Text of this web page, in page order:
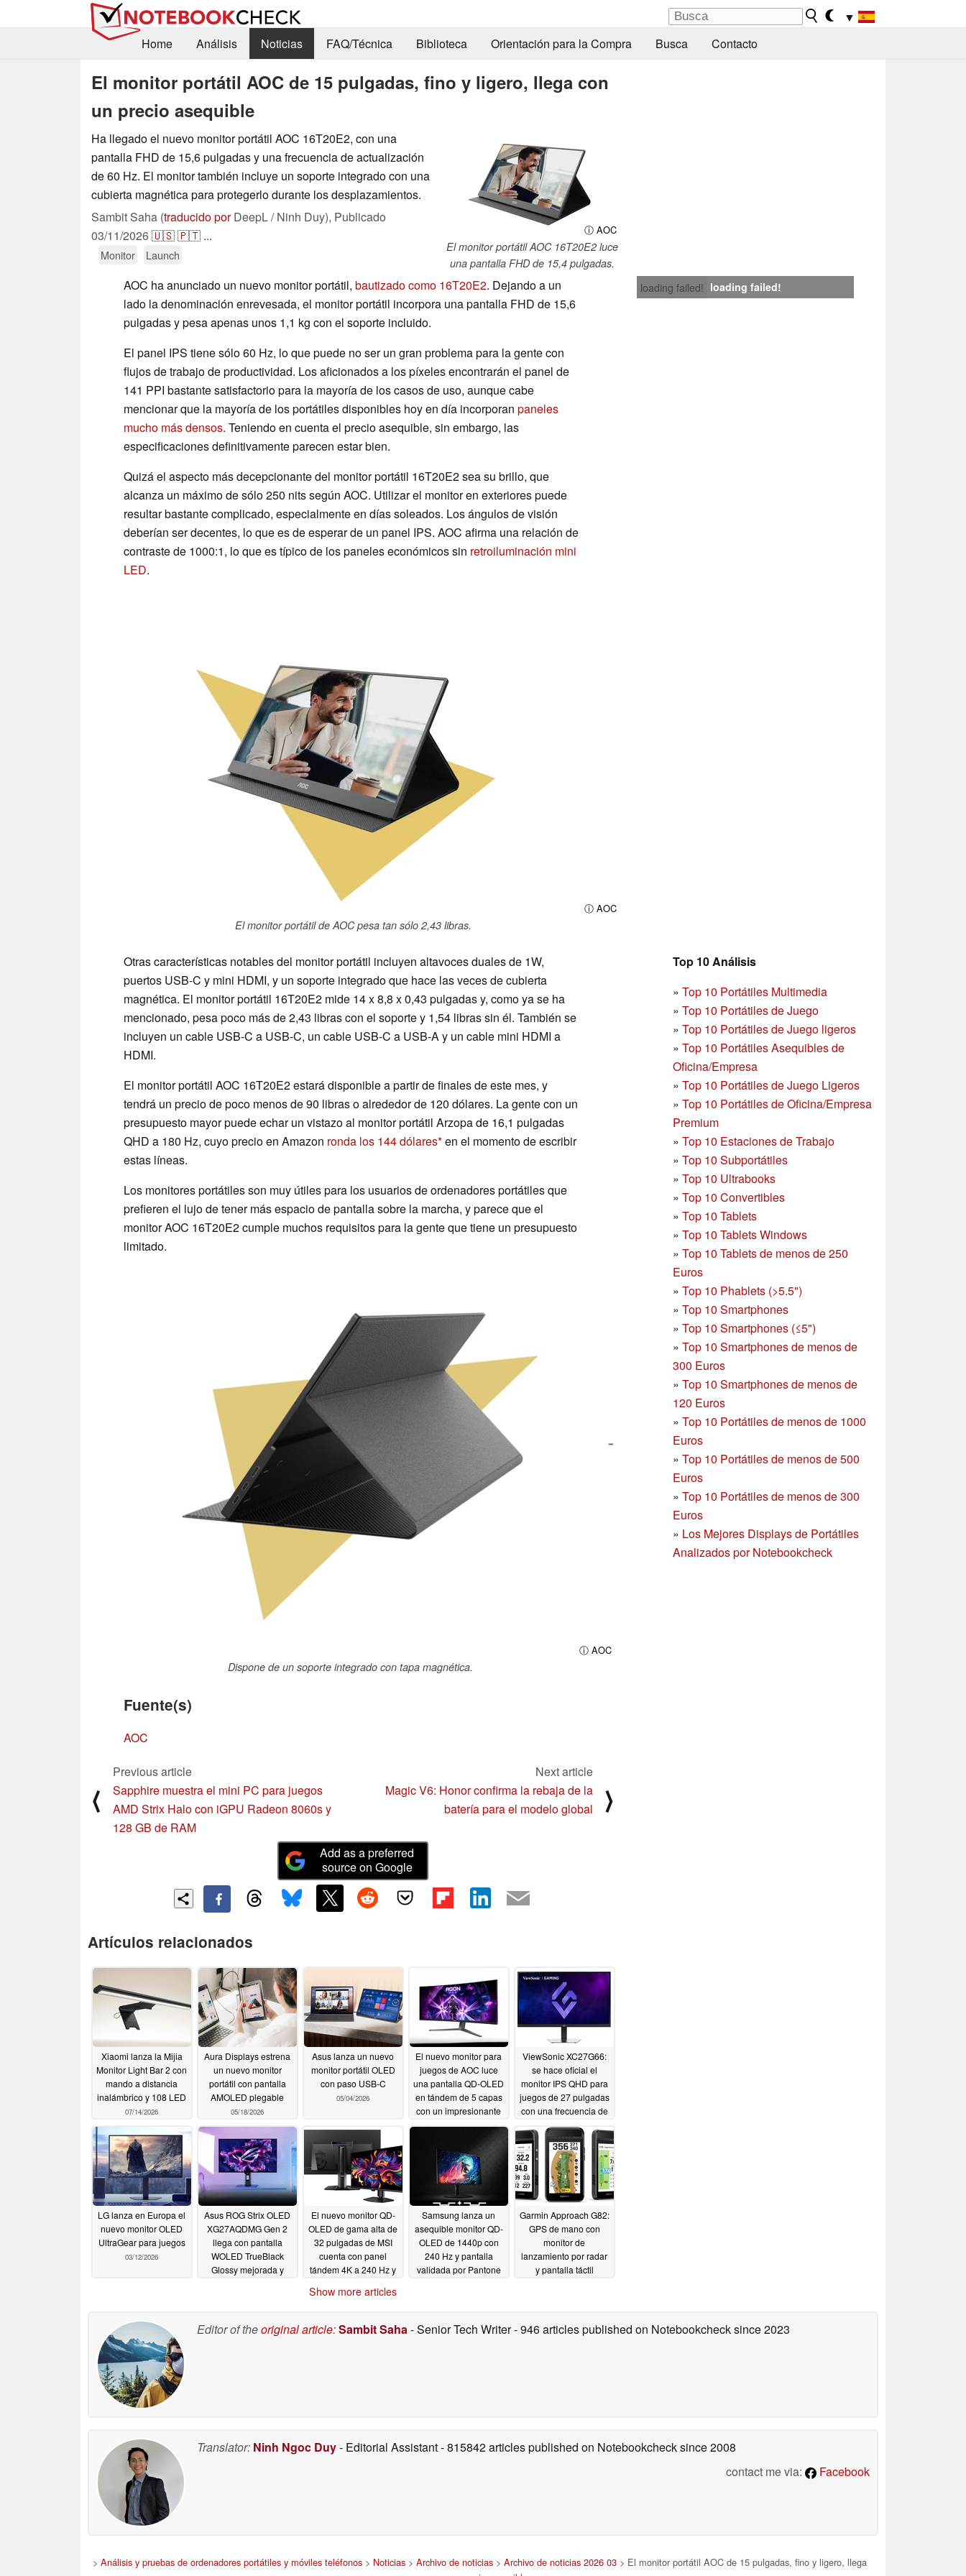
▼
Home
Análisis Noticias FAQ/Técnica Biblioteca Orientación para la Compra Busca Contacto
El monitor portátil AOC de 15 pulgadas, fino y ligero, llega con
un precio asequible
ⓘ AOC
El monitor portátil AOC 16T20E2 luce
una pantalla FHD de 15,4 pulgadas.
Ha llegado el nuevo monitor portátil AOC 16T20E2, con una
pantalla FHD de 15,6 pulgadas y una frecuencia de actualización
de 60 Hz. El monitor también incluye un soporte integrado con una
cubierta magnética para protegerlo durante los desplazamientos.
Sambit Saha (traducido porDeepL / Ninh Duy), Publicado
03/11/2026🇺🇸🇵🇹 ...
Monitor Launch
loading failed! loading failed!
AOC ha anunciado un nuevo monitor portátil, bautizado como 16T20E2. Dejando a un
lado la denominación enrevesada, el monitor portátil incorpora una pantalla FHD de 15,6
pulgadas y pesa apenas unos 1,1 kg con el soporte incluido.
El panel IPS tiene sólo 60 Hz, lo que puede no ser un gran problema para la gente con
flujos de trabajo de productividad. Los aficionados a los píxeles encontrarán el panel de
141 PPI bastante satisfactorio para la mayoría de los casos de uso, aunque cabe
mencionar que la mayoría de los portátiles disponibles hoy en día incorporan paneles
mucho más densos. Teniendo en cuenta el precio asequible, sin embargo, las
especificaciones definitivamente parecen estar bien.
Quizá el aspecto más decepcionante del monitor portátil 16T20E2 sea su brillo, que
alcanza un máximo de sólo 250 nits según AOC. Utilizar el monitor en exteriores puede
resultar bastante complicado, especialmente en días soleados. Los ángulos de visión
deberían ser decentes, lo que es de esperar de un panel IPS. AOC afirma una relación de
contraste de 1000:1, lo que es típico de los paneles económicos sin retroiluminación mini
LED.
ⓘ AOC
El monitor portátil de AOC pesa tan sólo 2,43 libras.
Top 10 Análisis
» Top 10 Portátiles Multimedia
» Top 10 Portátiles de Juego
» Top 10 Portátiles de Juego ligeros
» Top 10 Portátiles Asequibles de
Oficina/Empresa
» Top 10 Portátiles de Juego Ligeros
» Top 10 Portátiles de Oficina/Empresa
Premium
» Top 10 Estaciones de Trabajo
» Top 10 Subportátiles
» Top 10 Ultrabooks
» Top 10 Convertibles
» Top 10 Tablets
» Top 10 Tablets Windows
» Top 10 Tablets de menos de 250
Euros
» Top 10 Phablets (>5.5")
» Top 10 Smartphones
» Top 10 Smartphones (≤5")
» Top 10 Smartphones de menos de
300 Euros
» Top 10 Smartphonesde menos de
120 Euros
» Top 10 Portátiles de menos de 1000
Euros
» Top 10 Portátiles de menos de 500
Euros
» Top 10 Portátiles de menos de 300
Euros
» Los Mejores Displays de Portátiles
Analizados por Notebookcheck
Otras características notables del monitor portátil incluyen altavoces duales de 1W,
puertos USB-C y mini HDMI, y un soporte integrado que hace las veces de cubierta
magnética. El monitor portátil 16T20E2 mide 14 x 8,8 x 0,43 pulgadas y, como ya se ha
mencionado, pesa poco más de 2,43 libras con el soporte y 1,54 libras sin él. También se
incluyen un cable USB-C a USB-C, un cable USB-C a USB-A y un cable mini HDMI a
HDMI.
El monitor portátil AOC 16T20E2 estará disponible a partir de finales de este mes, y
tendrá un precio de poco menos de 90 libras o alrededor de 120 dólares. La gente con un
presupuesto mayor puede echar un vistazo al monitor portátil Arzopa de 16,1 pulgadas
QHD a 180 Hz, cuyo precio en Amazon ronda los 144 dólares en el momento de escribir
estas líneas.
Los monitores portátiles son muy útiles para los usuarios de ordenadores portátiles que
prefieren el lujo de tener más espacio de pantalla sobre la marcha, y parece que el
monitor AOC 16T20E2 cumple muchos requisitos para la gente que tiene un presupuesto
limitado.
ⓘ AOC
Dispone de un soporte integrado con tapa magnética.
Fuente(s)
AOC
⟨
Previous article
Sapphire muestra el mini PC para juegos
AMD Strix Halo con iGPU Radeon 8060s y
128 GB de RAM
Next article
Magic V6: Honor confirma la rebaja de la
batería para el modelo global
⟩
Add as a preferred
source on Google
Artículos relacionados
Xiaomi lanza la Mijia
Monitor Light Bar 2 con
mando a distancia
inalámbrico y 108 LED
07/14/2026
Aura Displays estrena
un nuevo monitor
portátil con pantalla
AMOLED plegable
05/18/2026
Asus lanza un nuevo
monitor portátil OLED
con paso USB-C
05/04/2026
El nuevo monitor para
juegos de AOC luce
una pantalla QD-OLED
en tándem de 5 capas
con un impresionante
brillo máximo de 1300
ViewSonic XC27G66:
se hace oficial el
monitor IPS QHD para
juegos de 27 pulgadas
con una frecuencia de
refresco de hasta 340
Hz 03/14/2026
LG lanza en Europa el
nuevo monitor OLED
UltraGear para juegos
03/12/2026
Asus ROG Strix OLED
XG27AQDMG Gen 2
llega con pantalla
WOLED TrueBlack
Glossy mejorada y
El nuevo monitor QD-
OLED de gama alta de
32 pulgadas de MSI
cuenta con panel
tándem 4K a 240 Hz y
ancho de banda
Samsung lanza un
asequible monitor QD-
OLED de 1440p con
240 Hz y pantalla
validada por Pantone
Garmin Approach G82:
GPS de mano con
monitor de
lanzamiento por radar
y pantalla táctil
Show more articles
Editor of theoriginal article:Sambit Saha- Senior Tech Writer- 946 articles published on Notebookchecksince 2023
Translator: Ninh Ngoc Duy- Editorial Assistant- 815842 articles published on Notebookchecksince 2008
contact me via:
Facebook
> Análisis y pruebas de ordenadores portátiles y móviles teléfonos> Noticias> Archivo de noticias> Archivo de noticias 2026 03> El monitor portátil AOC de 15 pulgadas, fino y ligero, llega